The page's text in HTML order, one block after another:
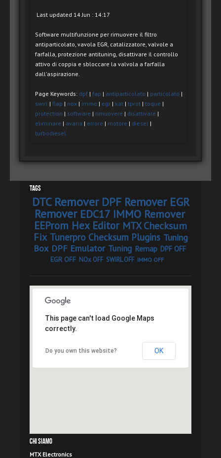
Last updated 14 Jun : 14:17
Software multifunzione per rimuovere il filtro
antiparticolato, vavola EGR, catalizzatore, valvole a
farfalla, protezione antituning, disattivare il controllo
attivo di coppia e sbloccare la valvola a farfalla
dall'aspirazione.
Page Keywords: dpf | fap | antiparticolato | particolato |
swirl | flap | nox | immo | egr | kat | tprot | toque |
protection | software | rimuovere | disattivare |
eliminare | avaria | errore | motore | diesel |
turbodiesel
Tags
DTC Remover DPF Remover EGR
Remover EDC17 IMMO Remover
EEProm Hex Editor MTX Checksum
Fix Tunerpro Checksum Plugins Tuning
Box DPF Emulator Tuning Remap DPF OFF
EGR OFF NOx OFF SWIRL OFF IMMO OFF
This page can't load Google Maps
correctly.
Do you own this website? OK
Chi Siamo
MTX Electronics